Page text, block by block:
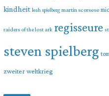
kindheit leah spielberg martin scorsese
raiders of the lost ark regisseure
steven spielberg
zweiter weltkrieg